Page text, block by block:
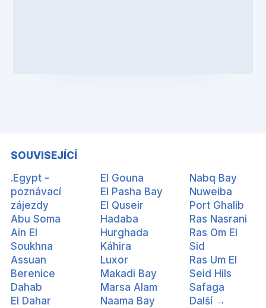
SOUVISEJÍCÍ
.Egypt -
poznávací
zájezdy
Abu Soma
Ain El
Soukhna
Assuan
Berenice
Dahab
El Dahar
El Gouna
El Pasha Bay
El Quseir
Hadaba
Hurghada
Káhira
Luxor
Makadi Bay
Marsa Alam
Naama Bay
Nabq Bay
Nuweiba
Port Ghalib
Ras Nasrani
Ras Om El
Sid
Ras Um El
Seid Hils
Safaga
Další →